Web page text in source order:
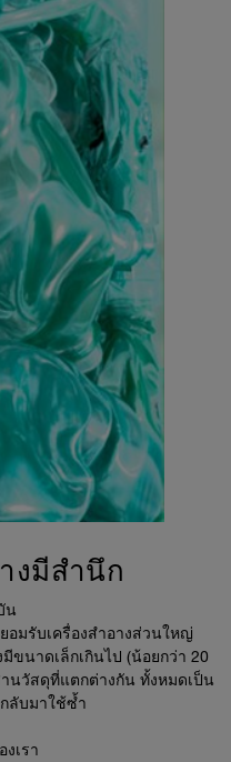
งมีสำนึก
น
อมรับเครื่องสำอางส่วนใหญ่
ขนาดเล็กเกินไป (น้อยกว่า 20
นวัสดุที่แตกต่างกัน ทั้งหมดเป็น
ลับมาใช้ซ้ำ
งเรา